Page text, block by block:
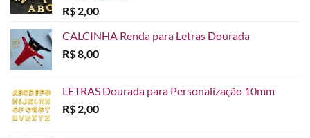
R$ 2,00
CALCINHA Renda para Letras Dourada
R$8,00
LETRAS Dourada para Personalização 10mm
R$ 2,00